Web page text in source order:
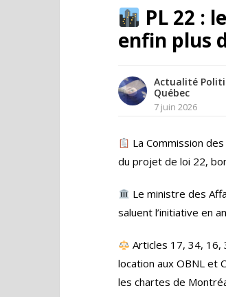
PL 22 :
enfin plus
Actualité
Québec
7 juin 2026
La Commission
du projet de loi 22,
Le ministre des
saluent l’initiative en
Articles 17, 34, 16,
location aux OBNL et
les chartes de